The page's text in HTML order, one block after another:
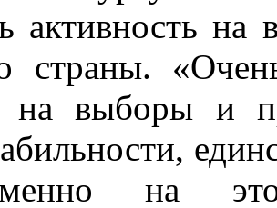
активность на
страны.
выборы и
на это